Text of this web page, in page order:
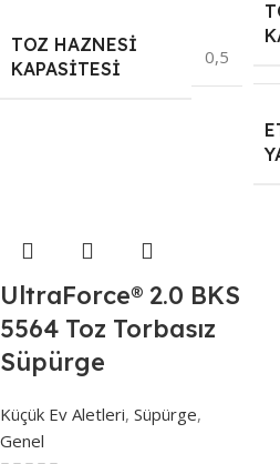
TOZ HAZNESI
KAPASITESI
0,5
UltraForce® 2.0 BKS
5564 Toz Torbasız
Süpürge
Küçük Ev Aletleri, Süpürge,
Genel